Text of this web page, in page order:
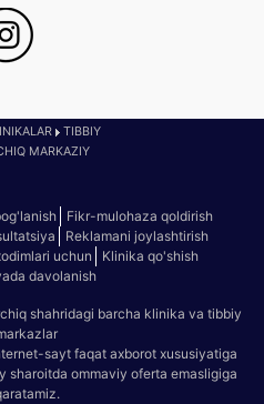
TIBBIY
MARKAZIY
Fikr-mulohaza qoldirish
Reklamani joylashtirish
uchun
Klinika qo'shish
davolanish
shahridagi barcha klinika va tibbiy
sayt faqat axborot xususiyatiga
sharoitda ommaviy oferta emasligiga